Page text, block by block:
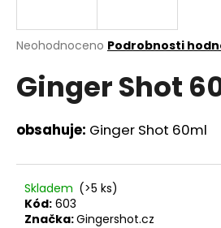
Průměrné
produktu
je
5
Neohodnoceno Podrobnosti
Ginger Shot
obsahuje: Ginger Shot 60ml
Skladem (>5 ks)
Kód: 603
Značka:Gingershot.cz
j
t
?